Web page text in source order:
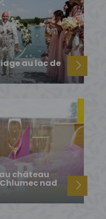
au lac de
château
nad